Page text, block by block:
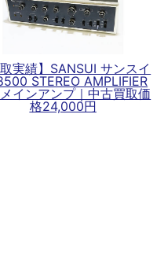
取実績】SANSUI サンスイ
STEREO AMPLIFIER
インアンプ｜中古買取価
格24,000円